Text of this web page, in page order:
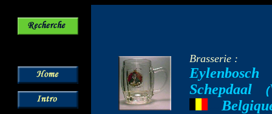
Brasserie :
Eylenbosch
Schepdaal
(